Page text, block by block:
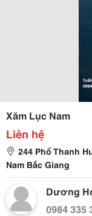
Xăm Lục Nam
Liên hệ
244 Phố Thanh
Nam Bắc Giang
Dương
0984 335